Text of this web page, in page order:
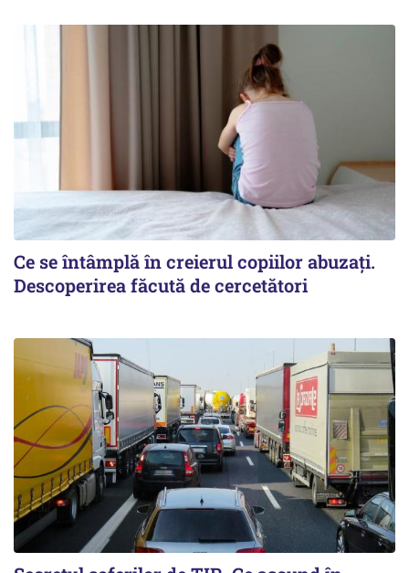
Ce se întâmplă în creierul copiilor abuzați.
Descoperirea făcută de cercetători